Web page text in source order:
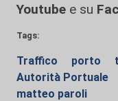
Youtube e su
Tags:
Traffico porto
Autorità Portuale
matteo paroli